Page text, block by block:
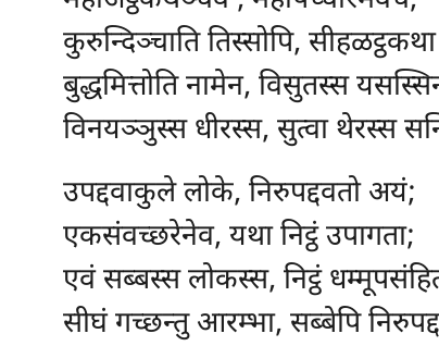
कुरुन्दिञ्चाति तिस्सोपि,
बुद्धमित्तोति नामेन, विसुतस्स
विनयञ्ञुस्स धीरस्स, सुत्वा थेरस्स
उपद्दवाकुलेलोके, निरुपद्दवतो अयं;
एकसंवच्छरेनेव, यथा निट्ठं उपागता;
एवं सब्बस्स लोकस्स, निट्ठं
सीघं गच्छन्तु आरम्भा, सब्बेपि